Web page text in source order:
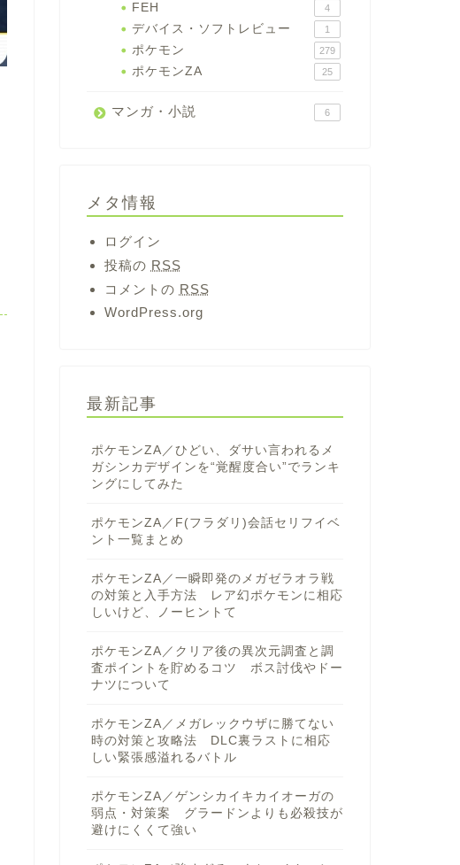
FEH 4
デバイス・ソフトレビュー 1
ポケモン 279
ポケモンZA 25
マンガ・小説 6
メタ情報
ログイン
投稿の RSS
コメントの RSS
WordPress.org
最新記事
ポケモンZA／ひどい、ダサい言われるメ
ガシンカデザインを“覚醒度合い”でランキ
ングにしてみた
ポケモンZA／F(フラダリ)会話セリフイベ
ント一覧まとめ
ポケモンZA／一瞬即発のメガゼラオラ戦
の対策と入手方法 レア幻ポケモンに相応
しいけど、ノーヒントて
ポケモンZA／クリア後の異次元調査と調
査ポイントを貯めるコツ ボス討伐やドー
ナツについて
ポケモンZA／メガレックウザに勝てない
時の対策と攻略法 DLC裏ラストに相応
しい緊張感溢れるバトル
ポケモンZA／ゲンシカイキカイオーガの
弱点・対策案 グラードンよりも必殺技が
避けにくくて強い